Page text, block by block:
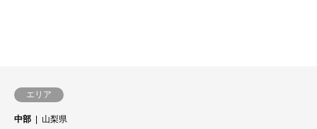
エリア
中部
山梨県